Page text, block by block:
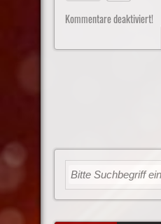
Kommentare deaktiviert!